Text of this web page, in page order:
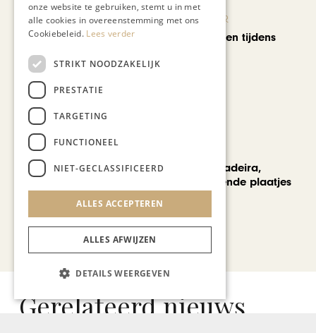
KUNST & CULTUUR
Wereldse beelden tijdens
Een week op Madeira,
voorbij de bekende plaatjes
Bekijk alle artikelen
Gerelateerd nieuws
onze website te gebruiken, stemt u in met
alle cookies in overeenstemming met ons
Cookiebeleid. Lees verder
STRIKT NOODZAKELIJK
PRESTATIE
TARGETING
FUNCTIONEEL
NIET-GECLASSIFICEERD
ALLES ACCEPTEREN
ALLES AFWIJZEN
DETAILS WEERGEVEN